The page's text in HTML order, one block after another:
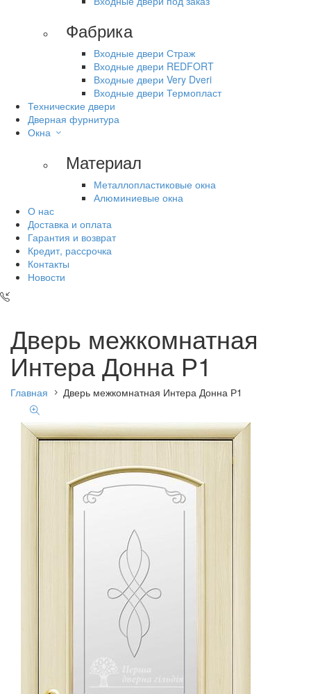
Фабрика
Входные двери Страж
Входные двери REDFORT
Входные двери Very Dveri
Входные двери Термопласт
Технические двери
Дверная фурнитура
Окна
Материал
Металлопластиковые окна
Алюминиевые окна
О нас
Доставка и оплата
Гарантия и возврат
Кредит, рассрочка
Контакты
Новости
Дверь межкомнатная
Интера Донна Р1
Главная Дверь межкомнатная Интера Донна Р1